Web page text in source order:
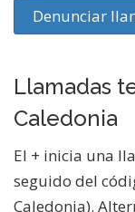
Denunciar
Llamadas
Caledonia
El + inicia una
seguido del
Caledonia).